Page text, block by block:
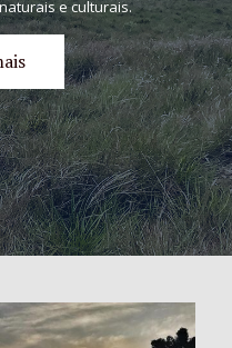
e culturais.